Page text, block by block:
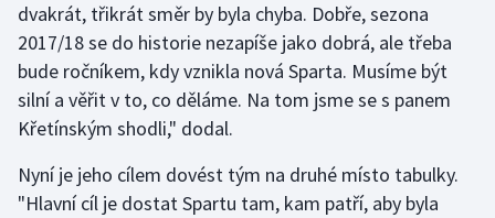
dvakrát, třikrát směr by byla chyba. Dobře, sezona
2017/18 se do historie nezapíše jako dobrá, ale třeba
bude ročníkem, kdy vznikla nová Sparta. Musíme být
silní a věřit v to, co děláme. Na tom jsme se s panem
Křetínským shodli," dodal.
Nyní je jeho cílem dovést tým na druhé místo tabulky.
"Hlavní cíl je dostat Spartu tam, kam patří, aby byla